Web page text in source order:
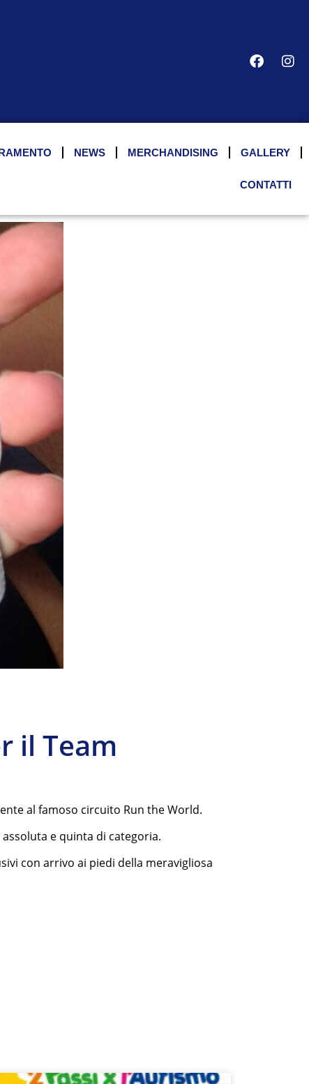
NEWS MERCHANDISING GALLERY
CONTATTI
il Team
al famoso circuito Run the World.
assoluta e quinta di categoria.
con arrivo ai piedi della meravigliosa